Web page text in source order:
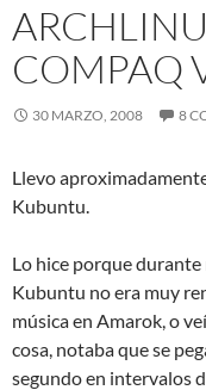
COMPAQ
30 MARZO, 2008 8
Llevo
Kubuntu.
Lo hice porque
Kubuntu no era muy
música en Amarok, o
cosa, notaba que se
segundo en intervalos